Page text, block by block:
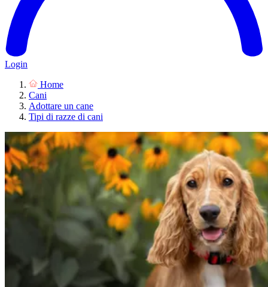
Login
Home
Cani
Adottare un cane
Tipi di razze di cani